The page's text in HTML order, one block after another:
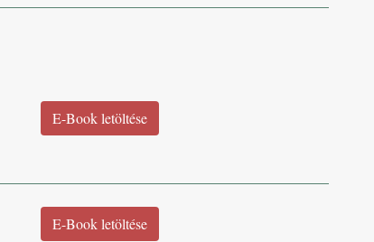
E-Book letöltése
E-Book letöltése